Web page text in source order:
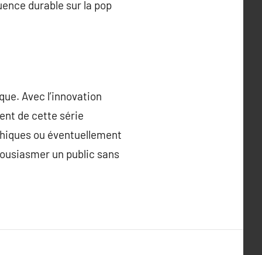
durable sur la pop
Avec l’innovation
de cette série
ou éventuellement
un public sans